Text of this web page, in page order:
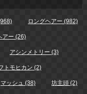
ロングヘアー (982)
アー (26)
アシンメトリー (3)
トモヒカン (2)
マッシュ (38) 坊主頭 (2)